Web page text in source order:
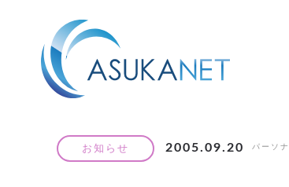
お知らせ 2005.09.20 パーソ